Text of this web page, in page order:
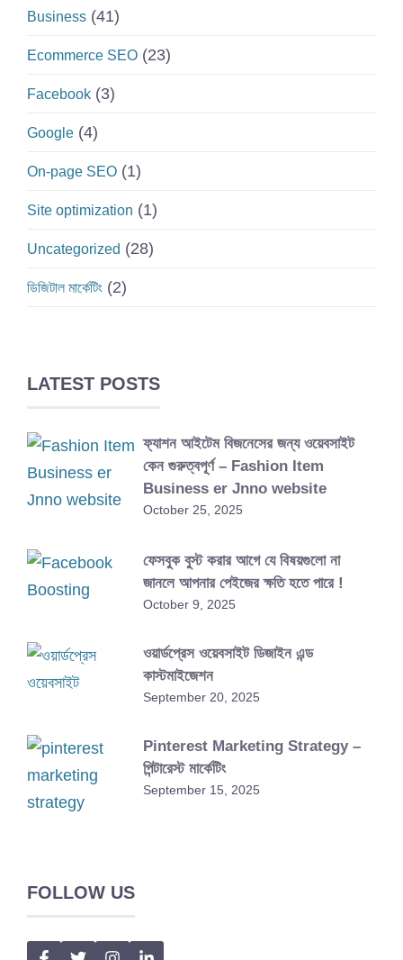
Business (41)
Ecommerce SEO (23)
Facebook (3)
Google (4)
On-page SEO (1)
Site optimization (1)
Uncategorized (28)
ডিজিটাল মার্কেটিং (2)
LATEST POSTS
ফ্যাশন আইটেম বিজনেসের জন্য ওয়েবসাইট
কেন গুরুত্বপূর্ণ – Fashion Item
Business er Jnno website
October 25, 2025
ফেসবুক বুস্ট করার আগে যে বিষয়গুলো না
জানলে আপনার পেইজের ক্ষতি হতে পারে !
October 9, 2025
ওয়ার্ডপ্রেস ওয়েবসাইট ডিজাইন এন্ড
কাস্টমাইজেশন
September 20, 2025
Pinterest Marketing Strategy –
পিন্টারেস্ট মার্কেটিং
September 15, 2025
FOLLOW US